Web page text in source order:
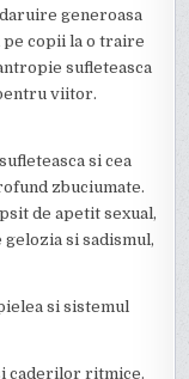
generoasa
copii la o traire
sufleteasca
viitor.
si cea
zbuciumate.
de apetit sexual,
si sadismul,
si sistemul
caderilor ritmice.